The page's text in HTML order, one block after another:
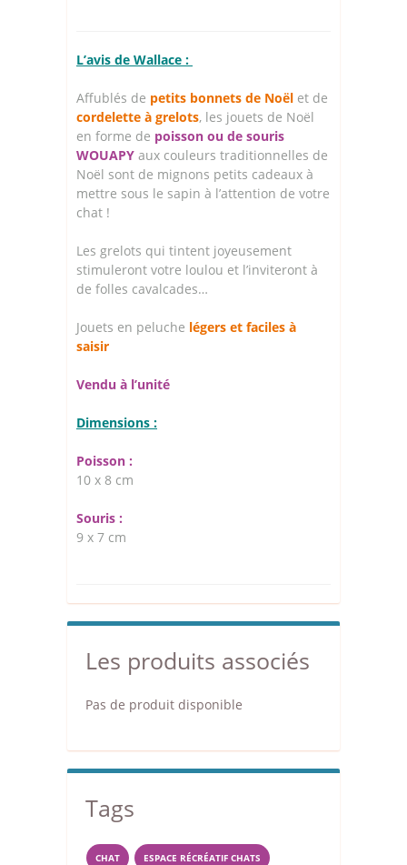
L’avis de Wallace :
Affublés de petits bonnets de Noël et de
cordelette à grelots, les jouets de Noël
en forme de poisson ou de souris
WOUAPY aux couleurs traditionnelles de
Noël sont de mignons petits cadeaux à
mettre sous le sapin à l’attention de votre
chat !
Les grelots qui tintent joyeusement
stimuleront votre loulou et l’inviteront à
de folles cavalcades…
Jouets en peluche légers et faciles à
saisir
Vendu à l’unité
Dimensions :
Poisson :
10 x 8 cm
Souris :
9 x 7 cm
Les produits associés
Pas de produit disponible
Tags
CHAT ESPACE RÉCRÉATIF CHATS